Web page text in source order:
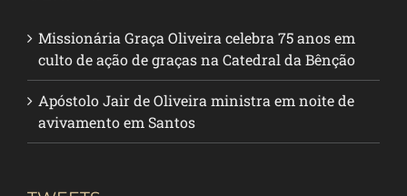
Missionária Graça Oliveira celebra 75 anos em
culto de ação de graças na Catedral da Bênção
Apóstolo Jair de Oliveira ministra em noite de
avivamento em Santos